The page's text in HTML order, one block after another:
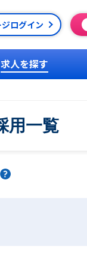
ログイン
求人を探す
用一覧